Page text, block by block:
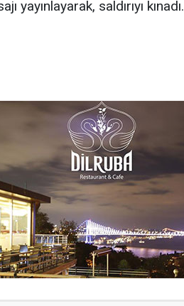
yayınlayarak, saldırıyı kınadı.